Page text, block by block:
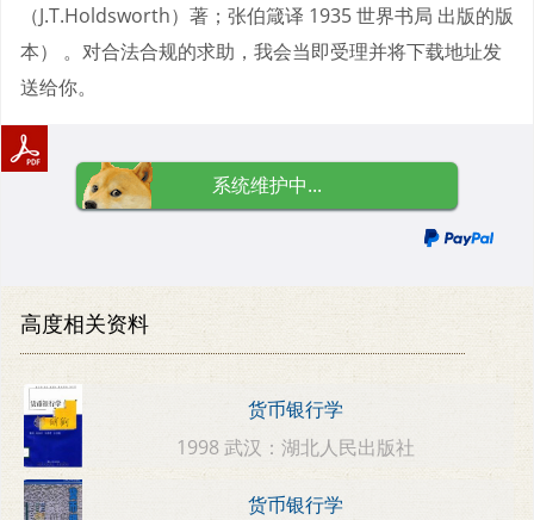
（J.T.Holdsworth）著；张伯箴译 1935 世界书局 出版的版
本） 。对合法合规的求助，我会当即受理并将下载地址发
送给你。
系统维护中...
高度相关资料
货币银行学
1998 武汉：湖北人民出版社
货币银行学